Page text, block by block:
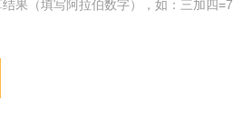
果（填写阿拉伯数字），如：三加四=7